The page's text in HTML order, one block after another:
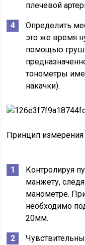
плечевой
Определить
это же время
помощью
тонометры
накачки).
Принцип
Контролируя
манжету,
манометре.
необходимо
20мм.